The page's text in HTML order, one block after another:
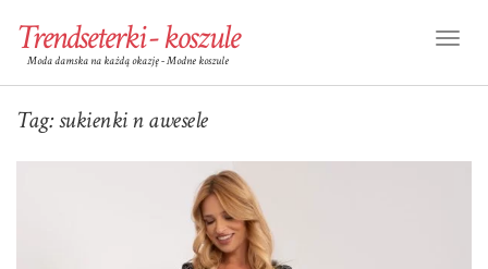
Trendseterki - koszule
Moda damska na każdą okazję - Modne koszule
Tag:sukienki n awesele